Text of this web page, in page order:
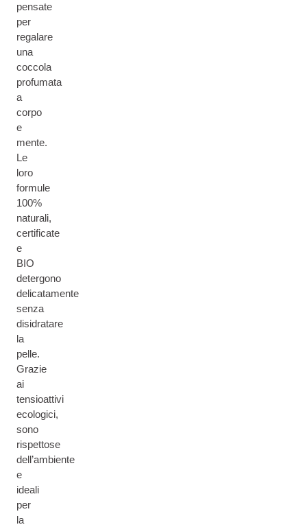
pensate
per
regalare
una
coccola
profumata
a
corpo
e
mente.
Le
loro
formule
100%
naturali,
certificate
e
BIO
detergono
delicatamente
senza
disidratare
la
pelle.
Grazie
ai
tensioattivi
ecologici,
sono
rispettose
dell’ambiente
e
ideali
per
la